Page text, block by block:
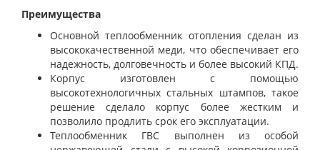
Преимущества
Основной теплообменник отопления сделан из
высококачественной меди, что обеспечивает его
надежность, долговечность и более высокий КПД.
Корпус изготовлен с помощью
высокотехнологичных стальных штампов, такое
решение сделало корпус более жестким и
позволило продлить срок его эксплуатации.
Теплообменник ГВС выполнен из особой